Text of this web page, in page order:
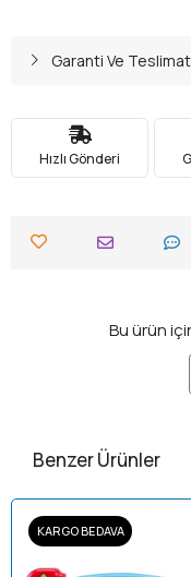
Garanti Ve Teslimat
Hızlı Gönderi
Bu ürün
Benzer Ürünler
KARGO BEDAVA